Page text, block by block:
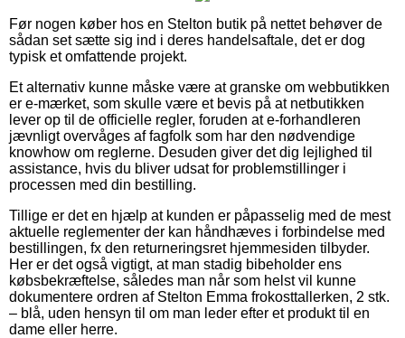
Før nogen køber hos en Stelton butik på nettet behøver de
sådan set sætte sig ind i deres handelsaftale, det er dog
typisk et omfattende projekt.
Et alternativ kunne måske være at granske om webbutikken
er e-mærket, som skulle være et bevis på at netbutikken
lever op til de officielle regler, foruden at e-forhandleren
jævnligt overvåges af fagfolk som har den nødvendige
knowhow om reglerne. Desuden giver det dig lejlighed til
assistance, hvis du bliver udsat for problemstillinger i
processen med din bestilling.
Tillige er det en hjælp at kunden er påpasselig med de mest
aktuelle reglementer der kan håndhæves i forbindelse med
bestillingen, fx den returneringsret hjemmesiden tilbyder.
Her er det også vigtigt, at man stadig bibeholder ens
købsbekræftelse, således man når som helst vil kunne
dokumentere ordren af Stelton Emma frokosttallerken, 2 stk.
– blå, uden hensyn til om man leder efter et produkt til en
dame eller herre.